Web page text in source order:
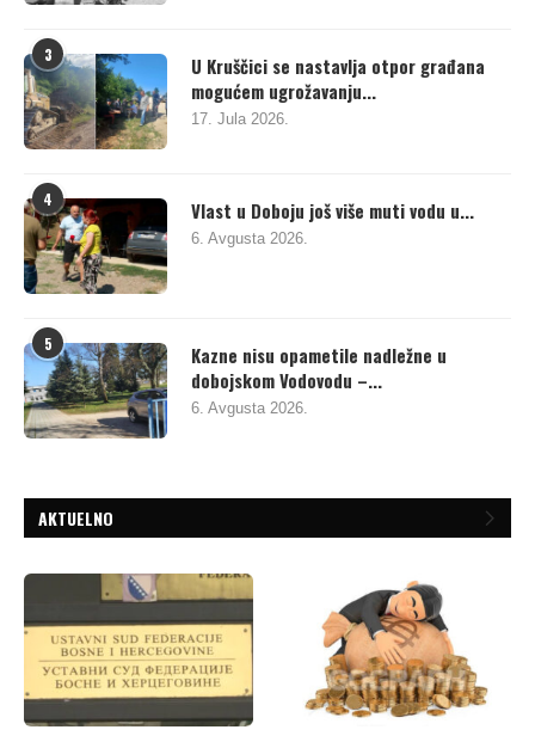
3
U Kruščici se nastavlja otpor građana
mogućem ugrožavanju...
17. Jula 2026.
4 Vlast u Doboju još više muti vodu u...
6. Avgusta 2026.
5
Kazne nisu opametile nadležne u
dobojskom Vodovodu –...
6. Avgusta 2026.
AKTUELNO